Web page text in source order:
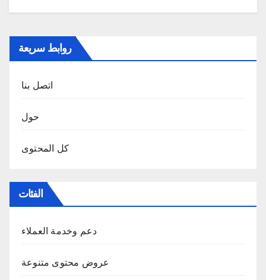
روابط سريعة
اتصل بنا
حول
كل المحتوى
الفئات
دعم وخدمة العملاء
عروض محتوى متنوعة